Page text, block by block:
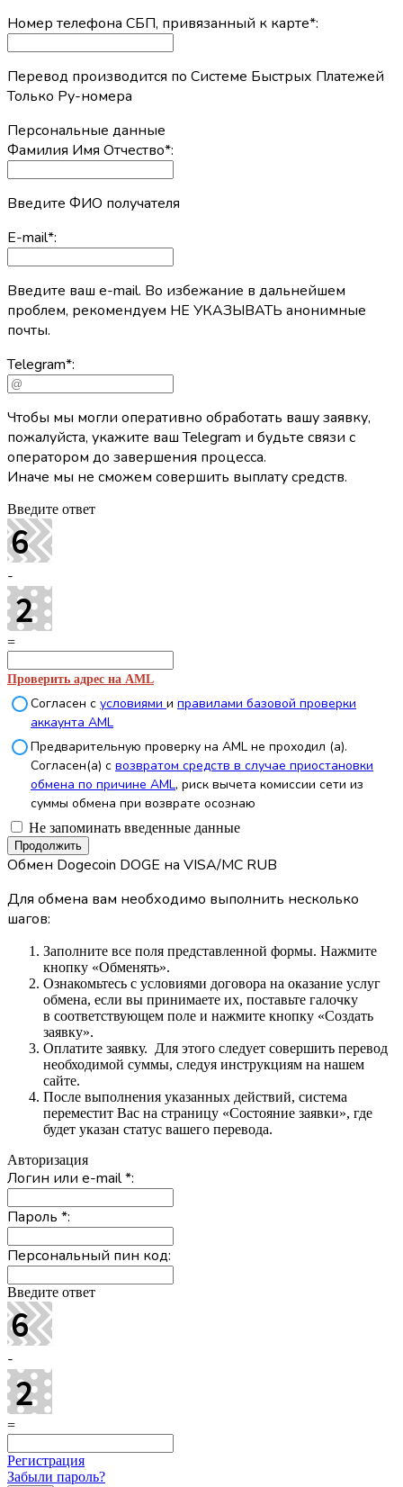
Номер телефона СБП, привязанный к карте*:
Перевод производится по Системе Быстрых Платежей
Только Ру-номера
Персональные данные
Фамилия Имя Отчество*:
Введите ФИО получателя
E-mail*:
Введите ваш e-mail. Во избежание в дальнейшем
проблем, рекомендуем НЕ УКАЗЫВАТЬ анонимные
почты.
Telegram*:
Чтобы мы могли оперативно обработать вашу заявку,
пожалуйста, укажите ваш Telegram и будьте связи с
оператором до завершения процесса.
Иначе мы не сможем совершить выплату средств.
Введите ответ
-
=
Проверить адрес на AML
Согласен с условиями и правилами базовой проверки
аккаунта AML
Предварительную проверку на AML не проходил (а).
Согласен(а) с возвратом средств в случае приостановки
обмена по причине AML, риск вычета комиссии сети из
суммы обмена при возврате осознаю
Не запоминать введенные данные
Обмен Dogecoin DOGE на VISA/MC RUB
Для обмена вам необходимо выполнить несколько
шагов:
Заполните все поля представленной формы. Нажмите
кнопку «Обменять».
Ознакомьтесь с условиями договора на оказание услуг
обмена, если вы принимаете их, поставьте галочку
в соответствующем поле и нажмите кнопку «Создать
заявку».
Оплатите заявку. Для этого следует совершить перевод
необходимой суммы, следуя инструкциям на нашем
сайте.
После выполнения указанных действий, система
переместит Вас на страницу «Состояние заявки», где
будет указан статус вашего перевода.
Авторизация
Логин или e-mail*:
Пароль *:
Персональный пин код:
Введите ответ
-
=
Регистрация
Забыли пароль?